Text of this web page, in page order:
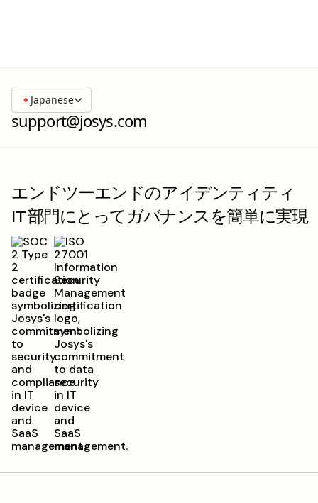
support@josys.com
Japanese
エンドツーエンドのアイデンティティ
IT 部門にとってガバナンスを簡単に実現